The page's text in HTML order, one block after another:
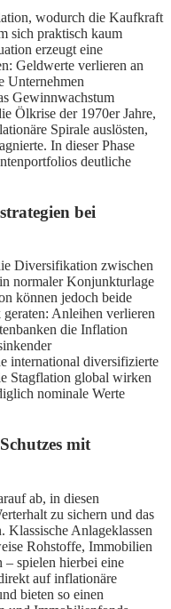
wodurch die Kaufkraft
sich praktisch kaum
erzeugt eine
Geldwerte verlieren an
Unternehmen
Gewinnwachstum
Ölkrise der 1970er Jahre,
Spirale auslösten,
In dieser Phase
deutliche
bei
Diversifikation zwischen
normaler Konjunkturlage
können jedoch beide
Anleihen verlieren
die Inflation
international diversifizierte
Stagflation global wirken
nominale Werte
mit
ab, in diesen
zu sichern und das
Klassische Anlageklassen
Rohstoffe, Immobilien
– spielen hierbei eine
auf inflationäre
bieten so einen